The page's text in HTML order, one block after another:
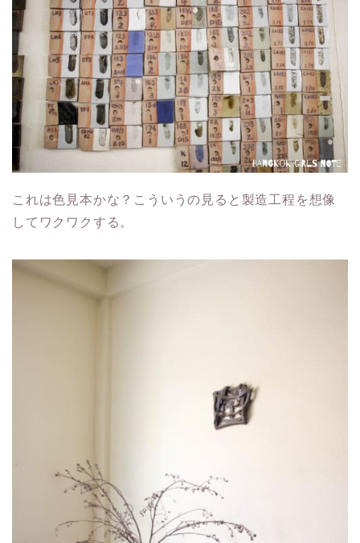
これは色見本かな？こういうの見ると製造工程を想像
してワクワクする。